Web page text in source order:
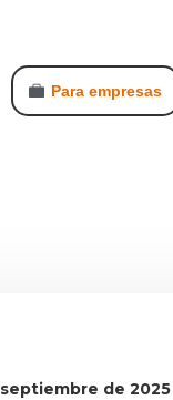
Para empresas
septiembre de 2025